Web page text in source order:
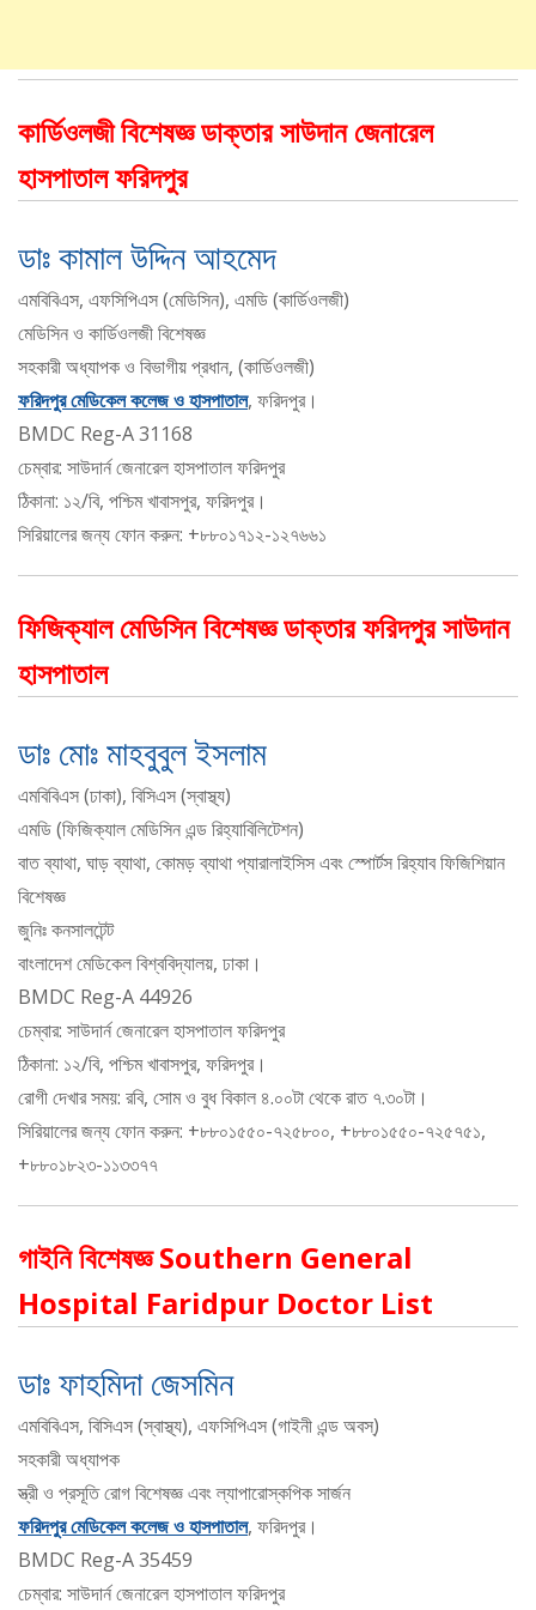
কার্ডিওলজী বিশেষজ্ঞ ডাক্তার সাউদান জেনারেল
হাসপাতাল ফরিদপুর
ডাঃ কামাল উদ্দিন আহমেদ
এমবিবিএস, এফসিপিএস (মেডিসিন), এমডি (কার্ডিওলজী)
মেডিসিন ও কার্ডিওলজী বিশেষজ্ঞ
সহকারী অধ্যাপক ও বিভাগীয় প্রধান, (কার্ডিওলজী)
ফরিদপুর মেডিকেল কলেজ ও হাসপাতাল, ফরিদপুর।
BMDC Reg-A 31168
চেম্বার: সাউদার্ন জেনারেল হাসপাতাল ফরিদপুর
ঠিকানা: ১২/বি, পশ্চিম খাবাসপুর, ফরিদপুর।
সিরিয়ালের জন্য ফোন করুন: +৮৮০১৭১২-১২৭৬৬১
ফিজিক্যাল মেডিসিন বিশেষজ্ঞ ডাক্তার ফরিদপুর সাউদান
হাসপাতাল
ডাঃ মোঃ মাহবুবুল ইসলাম
এমবিবিএস (ঢাকা), বিসিএস (স্বাস্থ্য)
এমডি (ফিজিক্যাল মেডিসিন এন্ড রিহ্যাবিলিটেশন)
বাত ব্যাথা, ঘাড় ব্যাথা, কোমড় ব্যাথা প্যারালাইসিস এবং স্পোর্টস রিহ্যাব ফিজিশিয়ান
বিশেষজ্ঞ
জুনিঃ কনসালটেন্ট
বাংলাদেশ মেডিকেল বিশ্ববিদ্যালয়, ঢাকা।
BMDC Reg-A 44926
চেম্বার: সাউদার্ন জেনারেল হাসপাতাল ফরিদপুর
ঠিকানা: ১২/বি, পশ্চিম খাবাসপুর, ফরিদপুর।
রোগী দেখার সময়: রবি, সোম ও বুধ বিকাল ৪.০০টা থেকে রাত ৭.৩০টা।
সিরিয়ালের জন্য ফোন করুন: +৮৮০১৫৫০-৭২৫৮০০, +৮৮০১৫৫০-৭২৫৭৫১,
+৮৮০১৮২৩-১১৩৩৭৭
গাইনি বিশেষজ্ঞ Southern General
Hospital Faridpur Doctor List
ডাঃ ফাহমিদা জেসমিন
এমবিবিএস, বিসিএস (স্বাস্থ্য), এফসিপিএস (গাইনী এন্ড অবস্)
সহকারী অধ্যাপক
স্ত্রী ও প্রসূতি রোগ বিশেষজ্ঞ এবং ল্যাপারোস্কপিক সার্জন
ফরিদপুর মেডিকেল কলেজ ও হাসপাতাল, ফরিদপুর।
BMDC Reg-A 35459
চেম্বার: সাউদার্ন জেনারেল হাসপাতাল ফরিদপুর